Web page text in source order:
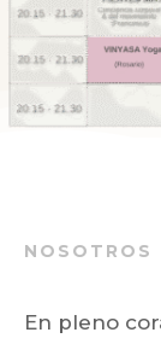
NOSOTROS
En pleno